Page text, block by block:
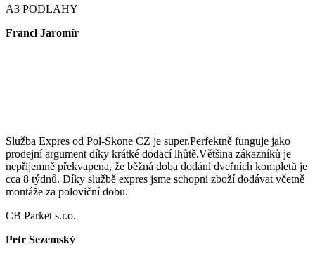
A3 PODLAHY
Francl Jaromír
Služba Expres od Pol-Skone CZ je super.Perfektně funguje jako
prodejní argument díky krátké dodací lhůtě.Většina zákazníků je
nepříjemně překvapena, že běžná doba dodání dveřních kompletů je
cca 8 týdnů. Díky službě expres jsme schopni zboží dodávat včetně
montáže za poloviční dobu.
CB Parket s.r.o.
Petr Sezemský